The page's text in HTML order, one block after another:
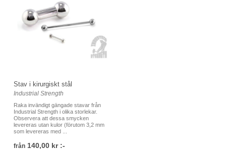
Stav i kirurgiskt stål
Industrial Strength
Raka invändigt gängade stavar från
Industrial Strength i olika storlekar.
Observera att dessa smycken
levereras utan kulor (förutom 3,2 mm
som levereras med ...
från 140,00 kr :-